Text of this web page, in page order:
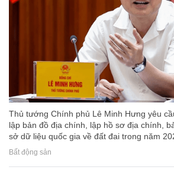
Thủ tướng Chính phủ Lê Minh Hưng yêu
lập bản đồ địa chính, lập hồ sơ địa chính,
sở dữ liệu quốc gia về đất đai trong năm
Bất động sản